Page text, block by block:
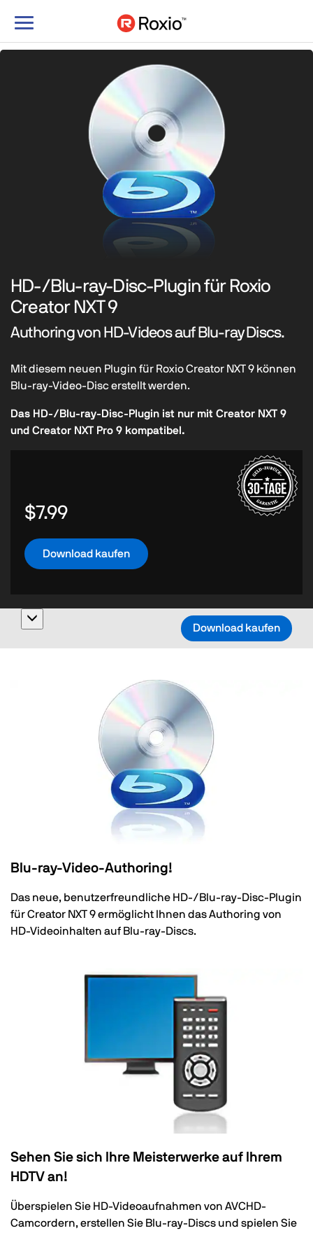
Navigation
HD-/Blu-ray-Disc-Plugin für Roxio
Creator NXT 9
Authoring von HD-Videos auf Blu-ray Discs.
Mit diesem neuen Plugin für Roxio Creator NXT 9 können
Blu-ray-Video-Disc erstellt werden.
Das HD-/Blu-ray-Disc-Plugin ist nur mit Creator NXT 9
und Creator NXT Pro 9 kompatibel.
$7.99
Download kaufen
Download kaufen
Toggle
Blu-ray-Video-Authoring!
Das neue, benutzerfreundliche HD-/Blu-ray-Disc-Plugin
für Creator NXT 9 ermöglicht Ihnen das Authoring von
HD-Videoinhalten auf Blu-ray-Discs.
Sehen Sie sich Ihre Meisterwerke auf Ihrem
HDTV an!
Überspielen Sie HD-Videoaufnahmen von AVCHD-
Camcordern, erstellen Sie Blu-ray-Discs und spielen Sie